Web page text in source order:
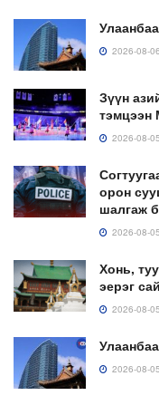
2026-08-06
Зүүн
тэмцээн
2026-08-05
орон
шалгаж
2026-08-05
Хонь,
эерэг
2026-08-05
2026-08-05